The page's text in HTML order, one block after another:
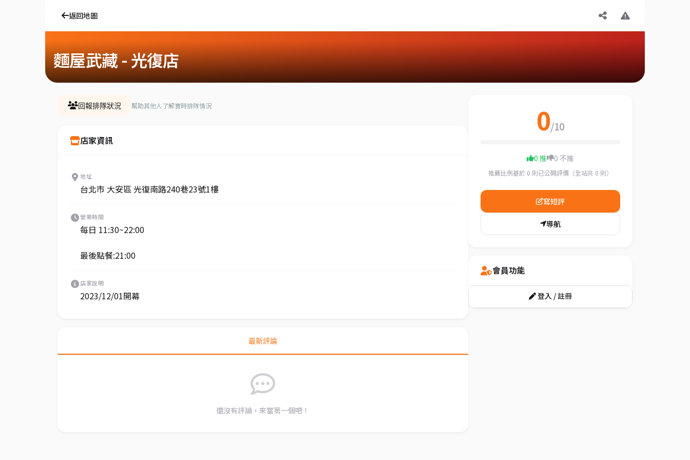
返回地圖
麵屋武藏 - 光復店
回報排隊狀況 幫助其他人了解實時排隊情況
店家資訊
地址
台北市 大安區 光復南路240巷23號1樓
營業時間
每日 11:30~22:00
最後點餐:21:00
店家說明
2023/12/01開幕
最新評論
還沒有評論，來當第一個吧！
0/10
0 推 0 不推
推薦比例基於 0 則已公開評價（全站共 0 則）
寫短評
導航
會員功能
登入 / 註冊